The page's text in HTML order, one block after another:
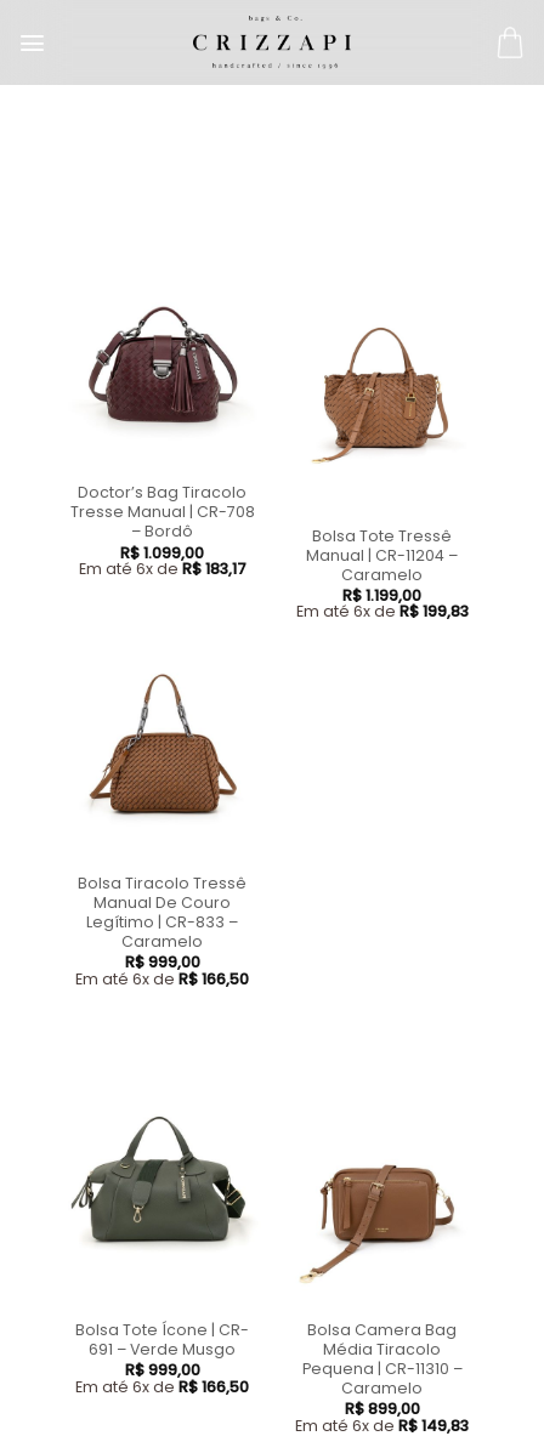
Doctor’s Bag Tiracolo
Tresse Manual | CR-708
– Bordô
R$1.099,00
Em até 6x de R$183,17
Bolsa Tote Tressê
Manual | CR-11204 –
Caramelo
R$1.199,00
Em até 6x de R$199,83
Bolsa Tiracolo Tressê
Manual De Couro
Legítimo | CR-833 –
Caramelo
R$999,00
Em até 6x de R$166,50
Bolsa Tote Ícone | CR-
691 – Verde Musgo
R$999,00
Em até 6x de R$166,50
Bolsa Camera Bag
Média Tiracolo
Pequena | CR-11310 –
Caramelo
R$899,00
Em até 6x de R$149,83